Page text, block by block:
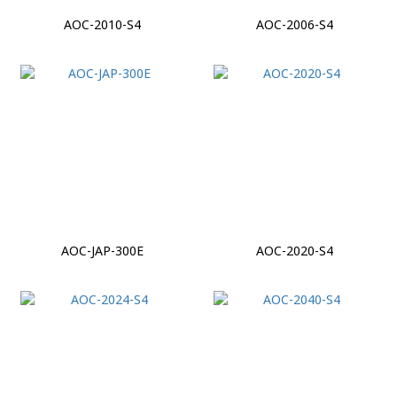
AOC-2010-S4 AOC-2006-S4
AOC-JAP-300E AOC-2020-S4